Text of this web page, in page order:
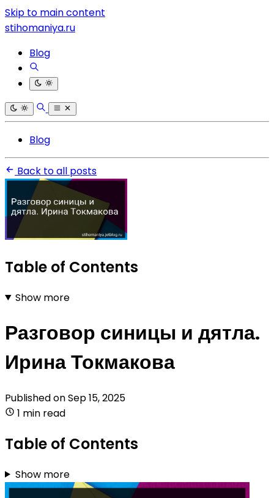
Skip to main content
stihomaniya.ru
Blog
Blog
Back to all posts
Table of Contents
Show more
Разговор синицы и дятла.
Ирина Токмакова
Published onSep 15, 2025
1 min read
Table of Contents
Show more